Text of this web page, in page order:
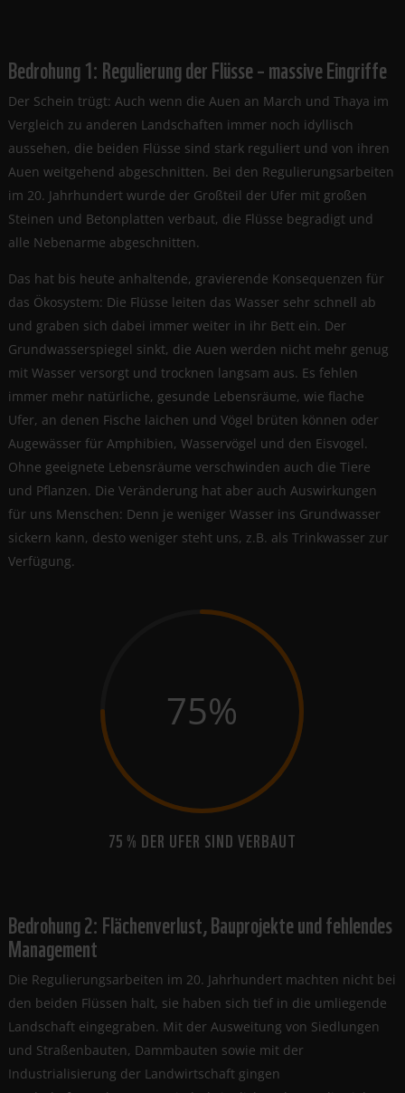
Bedrohung 1: Regulierung der Flüsse – massive Eingriffe
Der Schein trügt: Auch wenn die Auen an March und Thaya im
Vergleich zu anderen Landschaften immer noch idyllisch
aussehen, die beiden Flüsse sind stark reguliert und von ihren
Auen weitgehend abgeschnitten. Bei den Regulierungsarbeiten
im 20. Jahrhundert wurde der Großteil der Ufer mit großen
Steinen und Betonplatten verbaut, die Flüsse begradigt und
alle Nebenarme abgeschnitten.
Das hat bis heute anhaltende, gravierende Konsequenzen für
das Ökosystem: Die Flüsse leiten das Wasser sehr schnell ab
und graben sich dabei immer weiter in ihr Bett ein. Der
Grundwasserspiegel sinkt, die Auen werden nicht mehr genug
mit Wasser versorgt und trocknen langsam aus. Es fehlen
immer mehr natürliche, gesunde Lebensräume, wie flache
Ufer, an denen Fische laichen und Vögel brüten können oder
Augewässer für Amphibien, Wasservögel und den Eisvogel.
Ohne geeignete Lebensräume verschwinden auch die Tiere
und Pflanzen. Die Veränderung hat aber auch Auswirkungen
für uns Menschen: Denn je weniger Wasser ins Grundwasser
sickern kann, desto weniger steht uns, z.B. als Trinkwasser zur
Verfügung.
75%
75 % DER UFER SIND VERBAUT
Bedrohung 2: Flächenverlust, Bauprojekte und fehlendes
Management
Die Regulierungsarbeiten im 20. Jahrhundert machten nicht bei
den beiden Flüssen halt, sie haben sich tief in die umliegende
Landschaft eingegraben. Mit der Ausweitung von Siedlungen
und Straßenbauten, Dammbauten sowie mit der
Industrialisierung der Landwirtschaft gingen